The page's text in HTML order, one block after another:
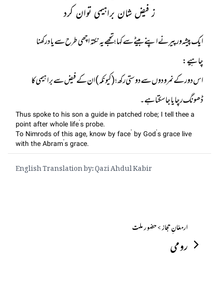
ز فیض شان براہیمی توان کرد
ایک پیشہ ور پیر نے اپنے بیٹے سے کہا؛ تجھے یہ نکتہ اچھی طرح سے یاد رکھنا
اس دور کے نمرودوں سے دوستی رکھ؛ (کیونکہ) ان کے فیض سے براہیمی کا
ڈھونگ رچایا جا سکتا ہے۔
Thus spoke to his son a guide in patched robe; I tell thee a
point after whole life’s probe.
To Nimrods of this age, know by face’ by God’s grace live
with the Abram’s grace.
English Translation by: Qazi Ahdul Kabir
ارمغانِ حجاز > حضور ملت
رومی